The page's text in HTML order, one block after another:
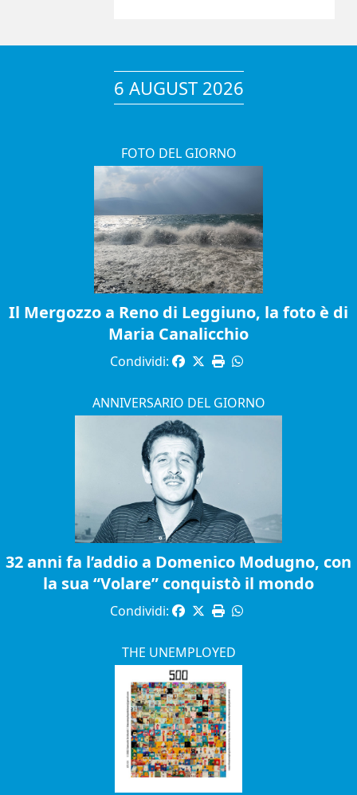
6 AUGUST 2026
FOTO DEL GIORNO
Il Mergozzo a Reno di Leggiuno, la foto è di
Maria Canalicchio
Condividi:
ANNIVERSARIO DEL GIORNO
32 anni fa l’addio a Domenico Modugno, con
la sua “Volare” conquistò il mondo
Condividi:
THE UNEMPLOYED